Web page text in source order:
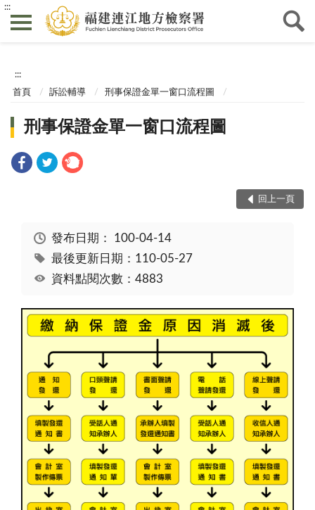
:::
:::
首頁 訴訟輔導 刑事保證金單一窗口流程圖
刑事保證金單一窗口流程圖
回上一頁
發布日期： 100-04-14
最後更新日期：110-05-27
資料點閱次數：4883